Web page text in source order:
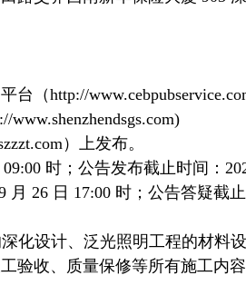
台（http://
www.shenzhendsgs.com)
）上发布。
时；公告发布截止时间：
月 26 日 17:00 时；公告答疑截
化设计、泛光照明工程的材料
验收、质量保修等所有施工内